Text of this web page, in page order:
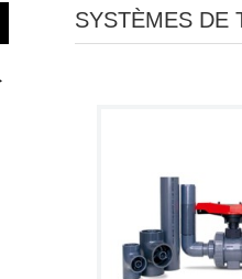
SYSTÈMES DE